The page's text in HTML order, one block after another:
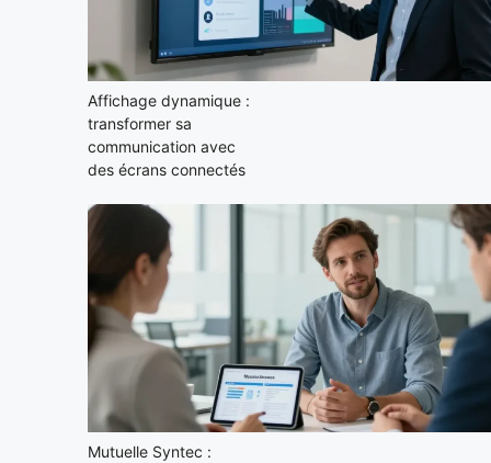
Affichage dynamique :
transformer sa
communication avec
des écrans connectés
Mutuelle Syntec :